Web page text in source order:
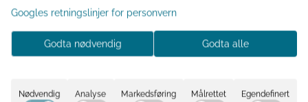
og god som julen
Gummikork som holder flaska tett.
Googles retningslinjer for personvern
Godta nødvendig Godta alle
Nødvendig Analyse Markedsføring Målrettet Egendefinert